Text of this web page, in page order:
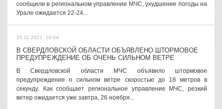
сообщили в региональном управлении МЧС, ухудшение погоды на
Урале ожидается 22-24...
25.11.2021, 16:04
В СВЕРДЛОВСКОЙ ОБЛАСТИ ОБЪЯВЛЕНО ШТОРМОВОЕ
ПРЕДУПРЕЖДЕНИЕ ОБ ОЧЕНЬ СИЛЬНОМ ВЕТРЕ
В Свердловской области МЧС объявило штормовое
предупреждение о сильном ветре скоростью до 18 метров в
секунду. Как сообщает региональное управление МЧС, резкий
ветер ожидается уже завтра, 26 ноября...